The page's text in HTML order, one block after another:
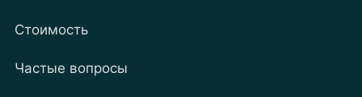
Стоимость
Частые вопросы